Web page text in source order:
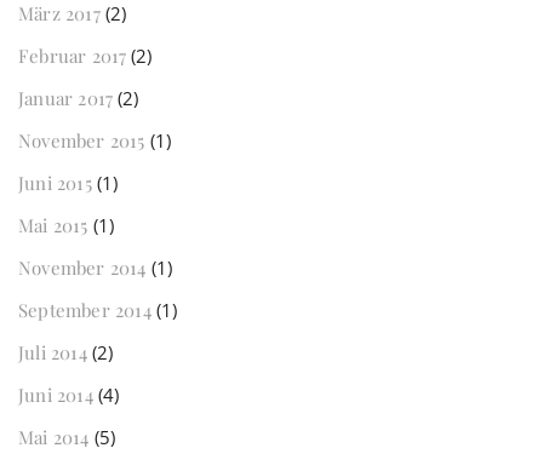
März 2017(2)
Februar 2017 (2)
Januar 2017 (2)
November 2015 (1)
Juni 2015(1)
Mai 2015 (1)
November 2014 (1)
September 2014(1)
Juli 2014(2)
Juni 2014(4)
Mai 2014 (5)